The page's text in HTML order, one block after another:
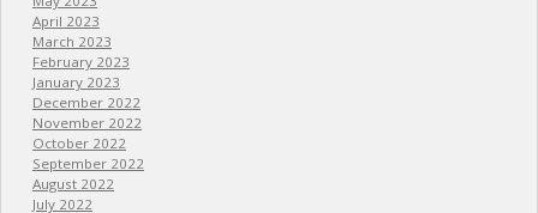
April 2023
March 2023
February 2023
January 2023
December 2022
November 2022
October 2022
September 2022
August 2022
July 2022